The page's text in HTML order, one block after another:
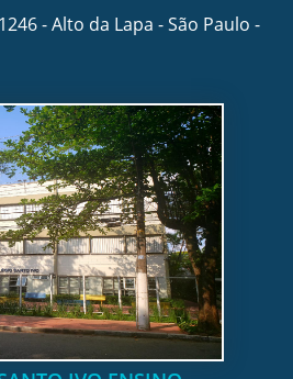
- Alto da Lapa - São Paulo -